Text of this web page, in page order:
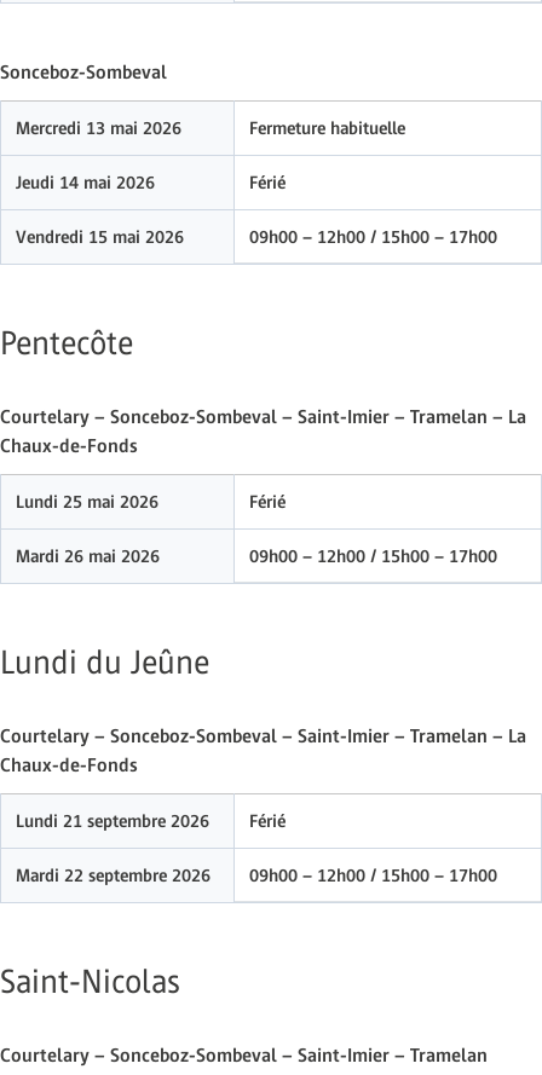
Sonceboz-Sombeval
Mercredi 13 mai 2026 Fermeture habituelle
Jeudi 14 mai 2026 Férié
Vendredi 15 mai 2026 09h00 – 12h00 / 15h00 – 17h00
Pentecôte
Courtelary – Sonceboz-Sombeval – Saint-Imier – Tramelan – La
Chaux-de-Fonds
Lundi 25 mai 2026 Férié
Mardi 26 mai 2026 09h00 – 12h00 / 15h00 – 17h00
Lundi du Jeûne
Courtelary – Sonceboz-Sombeval – Saint-Imier – Tramelan – La
Chaux-de-Fonds
Lundi 21 septembre 2026 Férié
Mardi 22 septembre 2026 09h00 – 12h00 / 15h00 – 17h00
Saint-Nicolas
Courtelary – Sonceboz-Sombeval – Saint-Imier – Tramelan